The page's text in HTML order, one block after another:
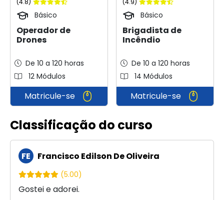
Básico
Operador de
Drones
De 10 a 120 horas
12 Módulos
Matricule-se
Básico
Brigadista de
Incêndio
De 10 a 120 horas
14 Módulos
Matricule-se
Classificação do curso
FE Francisco Edilson De Oliveira
(5.00)
Gostei e adorei.